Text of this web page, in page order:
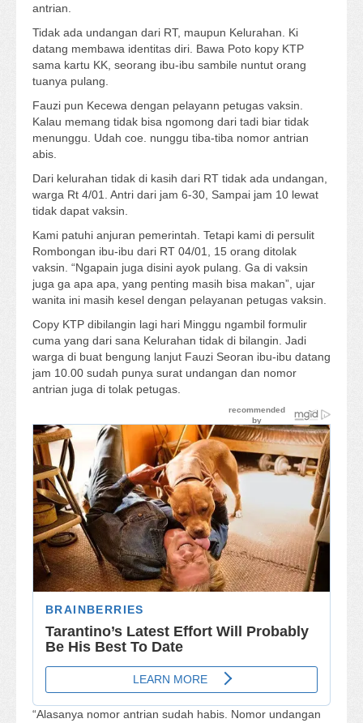
antrian.
Tidak ada undangan dari RT, maupun Kelurahan. Ki
datang membawa identitas diri. Bawa Poto kopy KTP
sama kartu KK, seorang ibu-ibu sambile nuntut orang
tuanya pulang.
Fauzi pun Kecewa dengan pelayann petugas vaksin.
Kalau memang tidak bisa ngomong dari tadi biar tidak
menunggu. Udah coe. nunggu tiba-tiba nomor antrian
abis.
Dari kelurahan tidak di kasih dari RT tidak ada undangan,
warga Rt 4/01. Antri dari jam 6-30, Sampai jam 10 lewat
tidak dapat vaksin.
Kami patuhi anjuran pemerintah. Tetapi kami di persulit
Rombongan ibu-ibu dari RT 04/01, 15 orang ditolak
vaksin. “Ngapain juga disini ayok pulang. Ga di vaksin
juga ga apa apa, yang penting masih bisa makan”, ujar
wanita ini masih kesel dengan pelayanan petugas vaksin.
Copy KTP dibilangin lagi hari Minggu ngambil formulir
cuma yang dari sana Kelurahan tidak di bilangin. Jadi
warga di buat bengung lanjut Fauzi Seoran ibu-ibu datang
jam 10.00 sudah punya surat undangan dan nomor
antrian juga di tolak petugas.
“Alasanya nomor antrian sudah habis. Nomor undangan